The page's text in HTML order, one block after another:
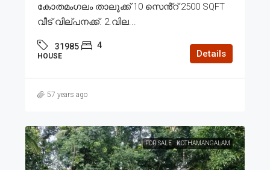
കോതമംഗലം താലൂക്ക് 10 സെൻ്റ് 2500 SQFT
വീട് വില്പനക്ക്. 2.വില...
31985 4
HOUSE Details
57 years ago
FOR SALE KOTHAMANGALAM